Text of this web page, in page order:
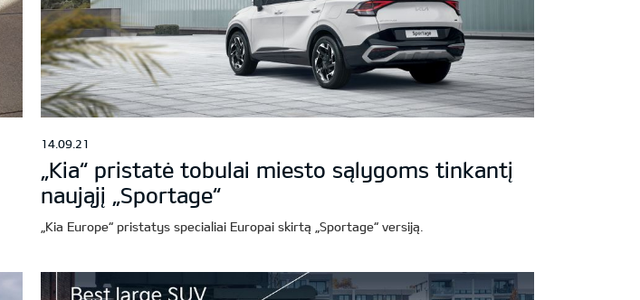
14.09.21
„Kia“ pristatė tobulai miesto sąlygoms tinkantį
naująjį „Sportage“
„Kia Europe“ pristatys specialiai Europai skirtą „Sportage“ versiją.